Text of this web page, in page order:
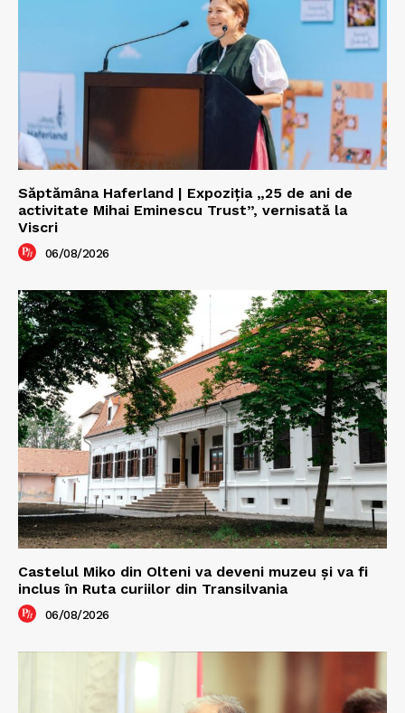
Săptămâna Haferland | Expoziţia „25 de ani de
activitate Mihai Eminescu Trust”, vernisată la
Viscri
06/08/2026
Castelul Miko din Olteni va deveni muzeu şi va fi
inclus în Ruta curiilor din Transilvania
06/08/2026